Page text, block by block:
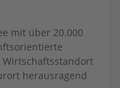
mit über 20.000
herausragend